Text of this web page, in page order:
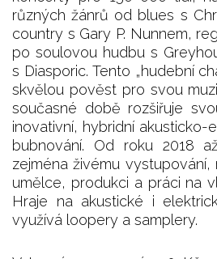
různých žánrů od blues s
country s Gary P. Nunnem,
po soulovou hudbu s
s Diasporic. Tento „hudební
skvělou pověst pro svou
současné době rozšiřuje
inovativní, hybridní akusticko-
bubnování. Od roku 2018
zejména živému vystupování,
umělce, produkci a práci na
Hraje na akustické i
využívá loopery a samplery.